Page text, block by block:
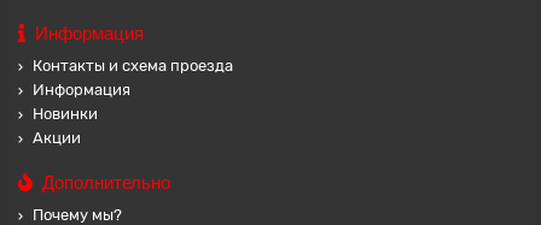
Информация
Контакты и схема проезда
Информация
Новинки
Акции
Дополнительно
Почему мы?